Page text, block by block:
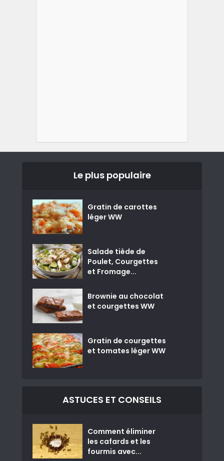
Le plus populaire
Gratin de carottes
léger WW
Salade tiède de
Poulet, Courgettes
et Fromage...
Brownie au chocolat
et courgettes WW
Gratin de courgettes
et tomates léger WW
ASTUCES ET CONSEILS
Comment éliminer
les cafards et les
fourmis avec...